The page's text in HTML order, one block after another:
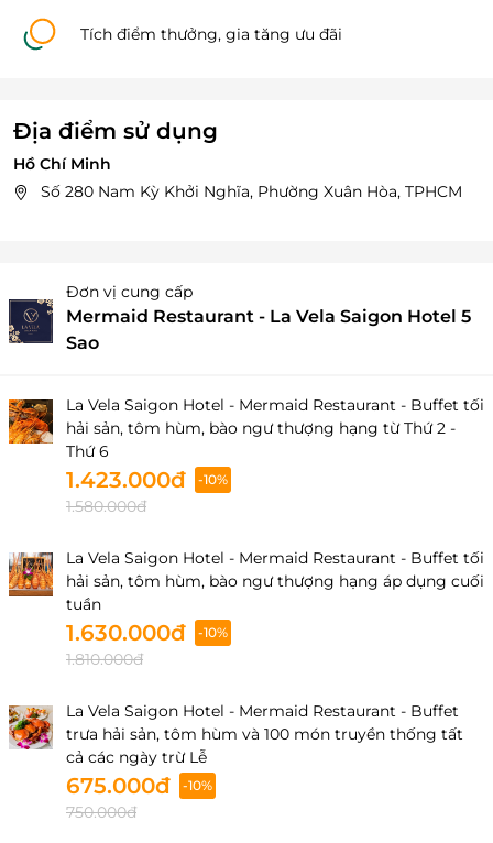
Tích điểm thưởng, gia tăng ưu đãi
Địa điểm sử dụng
Hồ Chí Minh
Số 280 Nam Kỳ Khởi Nghĩa, Phường Xuân Hòa, TPHCM
Đơn vị cung cấp
Mermaid Restaurant - La Vela Saigon Hotel 5
Sao
La Vela Saigon Hotel - Mermaid Restaurant - Buffet tối
hải sản, tôm hùm, bào ngư thượng hạng từ Thứ 2 -
Thứ 6
1.423.000đ -10%
1.580.000đ
La Vela Saigon Hotel - Mermaid Restaurant - Buffet tối
hải sản, tôm hùm, bào ngư thượng hạng áp dụng cuối
tuần
1.630.000đ -10%
1.810.000đ
La Vela Saigon Hotel - Mermaid Restaurant - Buffet
trưa hải sản, tôm hùm và 100 món truyền thống tất
cả các ngày trừ Lễ
675.000đ -10%
750.000đ